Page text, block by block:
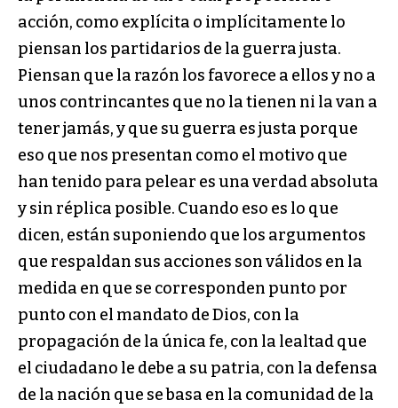
acción, como explícita o implícitamente lo
piensan los partidarios de la guerra justa.
Piensan que la razón los favorece a ellos y no a
unos contrincantes que no la tienen ni la van a
tener jamás, y que su guerra es justa porque
eso que nos presentan como el motivo que
han tenido para pelear es una verdad absoluta
y sin réplica posible. Cuando eso es lo que
dicen, están suponiendo que los argumentos
que respaldan sus acciones son válidos en la
medida en que se corresponden punto por
punto con el mandato de Dios, con la
propagación de la única fe, con la lealtad que
el ciudadano le debe a su patria, con la defensa
de la nación que se basa en la comunidad de la